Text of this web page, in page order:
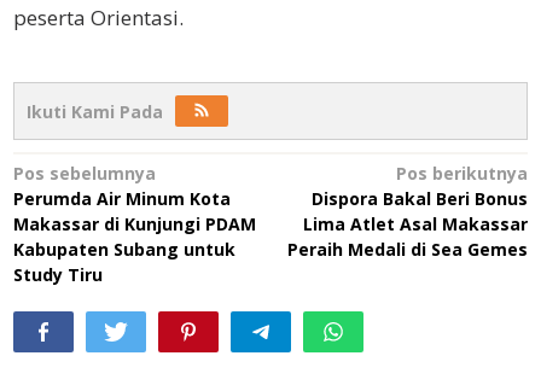
peserta Orientasi.
Ikuti Kami Pada
Navigasi
pos
Pos sebelumnya
Perumda Air Minum Kota
Makassar di Kunjungi PDAM
Kabupaten Subang untuk
Study Tiru
Pos berikutnya
Dispora Bakal Beri Bonus
Lima Atlet Asal Makassar
Peraih Medali di Sea Gemes